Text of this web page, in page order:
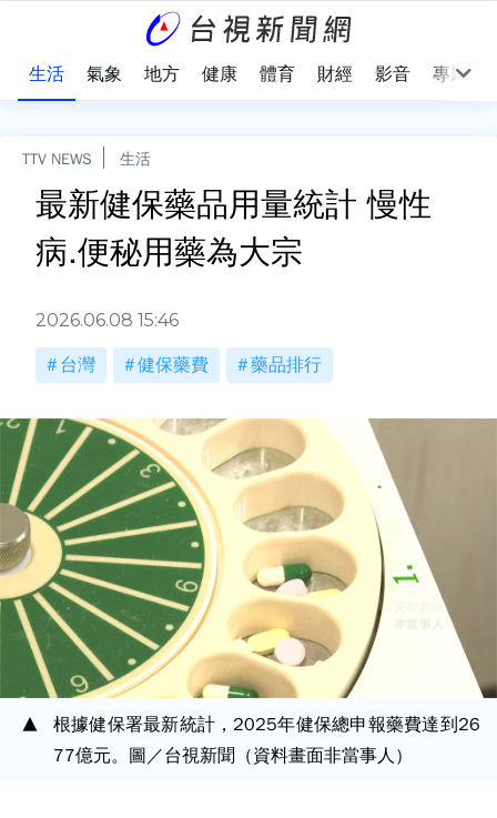
生活 氣象 地方 健康 體育 財經 影音 專題
TTV NEWS 生活
最新健保藥品用量統計 慢性
病.便秘用藥為大宗
2026.06.08 15:46
台灣 健保藥費 藥品排行
根據健保署最新統計，2025年健保總申報藥費達到26
77億元。圖／台視新聞（資料畫面非當事人）